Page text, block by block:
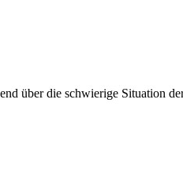
über die schwierige Situation